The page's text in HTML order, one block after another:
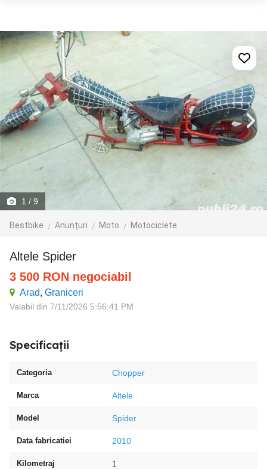
1 / 9
Bestbike Anunțuri Moto Motociclete
Altele Spider
3 500 RON negociabil
Arad, Graniceri
Valabil din 7/11/2026 5:56:41 PM
Specificații
Categoria Chopper
Marca Altele
Model Spider
Data fabricatiei 2010
Kilometraj 1